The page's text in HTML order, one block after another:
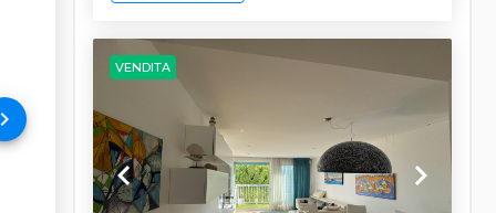
keyboard_arrow_right
VENDITA
keyboard_arrow_left keyboard_arrow_right